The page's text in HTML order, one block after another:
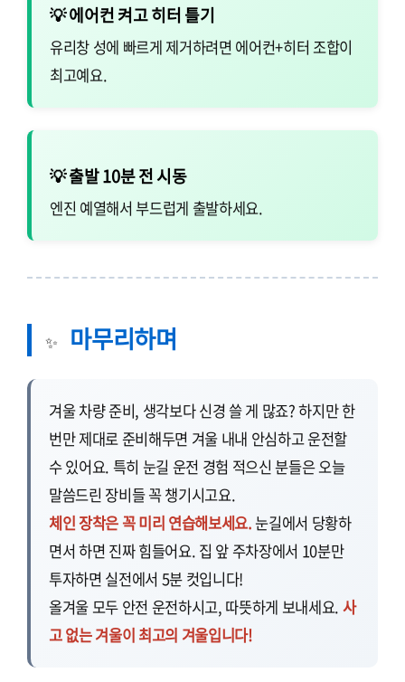
💡 에어컨 켜고 히터 틀기
유리창 성에 빠르게 제거하려면 에어컨+히터 조합이
최고예요.
💡 출발 10분 전 시동
엔진 예열해서 부드럽게 출발하세요.
✨ 마무리하며
겨울 차량 준비, 생각보다 신경 쓸 게 많죠? 하지만 한
번만 제대로 준비해두면 겨울 내내 안심하고 운전할
수 있어요. 특히 눈길 운전 경험 적으신 분들은 오늘
말씀드린 장비들 꼭 챙기시고요.
체인 장착은 꼭 미리 연습해보세요.눈길에서 당황하
면서 하면 진짜 힘들어요. 집 앞 주차장에서 10분만
투자하면 실전에서 5분 컷입니다!
올겨울 모두 안전 운전하시고, 따뜻하게 보내세요. 사
고 없는 겨울이 최고의 겨울입니다!